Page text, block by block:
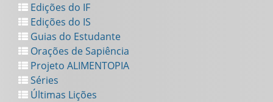
Edições do IF
Edições do IS
Guias do Estudante
Orações de Sapiência
Projeto ALIMENTOPIA
Séries
Últimas Lições